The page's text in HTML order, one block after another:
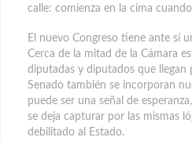
calle: comienza en la cima
El nuevo Congreso tiene ante sí
Cerca de la mitad de la Cámara
diputadas y diputados que llegan
Senado también se incorporan
puede ser una señal de
se deja capturar por las mismas
debilitado al Estado.